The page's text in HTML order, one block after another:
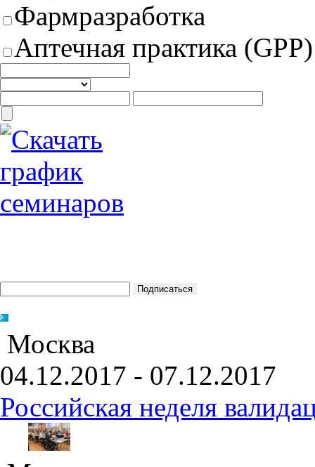
Фармразработка
Аптечная практика (GPP)
Москва
04.12.2017 - 07.12.2017
Российская неделя